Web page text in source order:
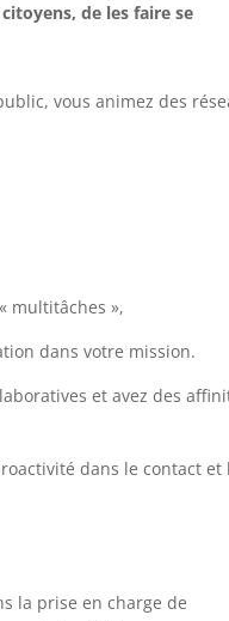
de les faire se
vous animez des
multitâches »,
dans votre mission.
et avez des
dans le contact et
la prise en charge de